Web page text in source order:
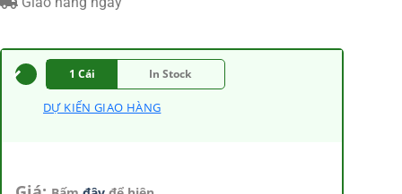
1 Cái In Stock
DỰ KIẾN GIAO HÀNG